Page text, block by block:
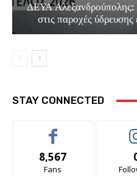
ΔΕΥΑ Αλεξανδρούπολης:
στις παροχές
STAY CONNECTED
8,567
Fans